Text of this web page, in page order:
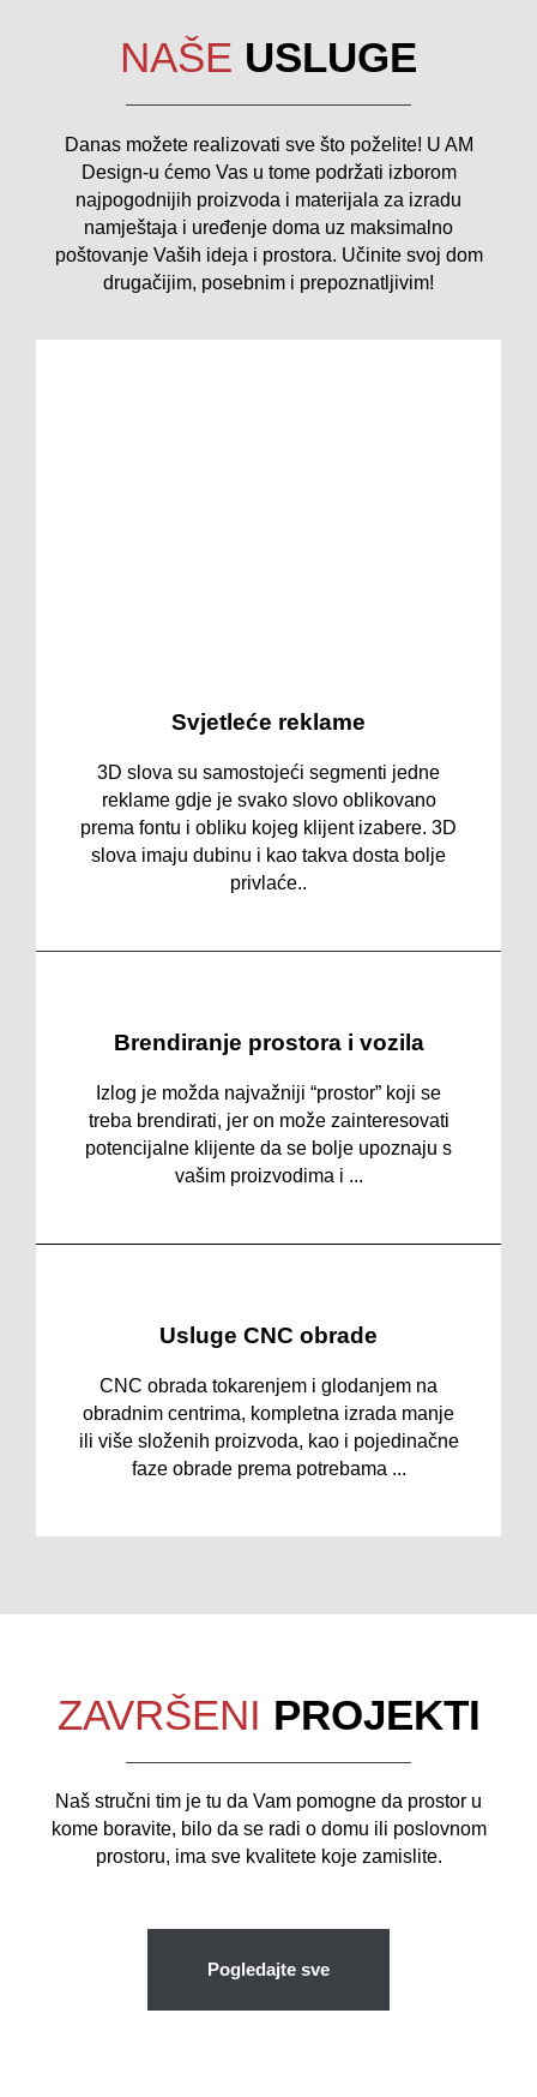
NAŠE USLUGE
Danas možete realizovati sve što poželite! U AM
Design-u ćemo Vas u tome podržati izborom
najpogodnijih proizvoda i materijala za izradu
namještaja i uređenje doma uz maksimalno
poštovanje Vaših ideja i prostora. Učinite svoj dom
drugačijim, posebnim i prepoznatljivim!
Svjetleće reklame
3D slova su samostojeći segmenti jedne
reklame gdje je svako slovo oblikovano
prema fontu i obliku kojeg klijent izabere. 3D
slova imaju dubinu i kao takva dosta bolje
privlaće..
Brendiranje prostora i vozila
Izlog je možda najvažniji “prostor” koji se
treba brendirati, jer on može zainteresovati
potencijalne klijente da se bolje upoznaju s
vašim proizvodima i ...
Usluge CNC obrade
CNC obrada tokarenjem i glodanjem na
obradnim centrima, kompletna izrada manje
ili više složenih proizvoda, kao i pojedinačne
faze obrade prema potrebama ...
ZAVRŠENI PROJEKTI
Naš stručni tim je tu da Vam pomogne da prostor u
kome boravite, bilo da se radi o domu ili poslovnom
prostoru, ima sve kvalitete koje zamislite.
Pogledajte sve